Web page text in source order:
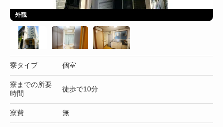
外観
寮タイプ 個室
寮までの所要
時間
徒歩で10分
寮費 無